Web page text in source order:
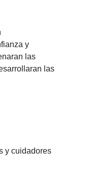
y
las
las
y cuidadores